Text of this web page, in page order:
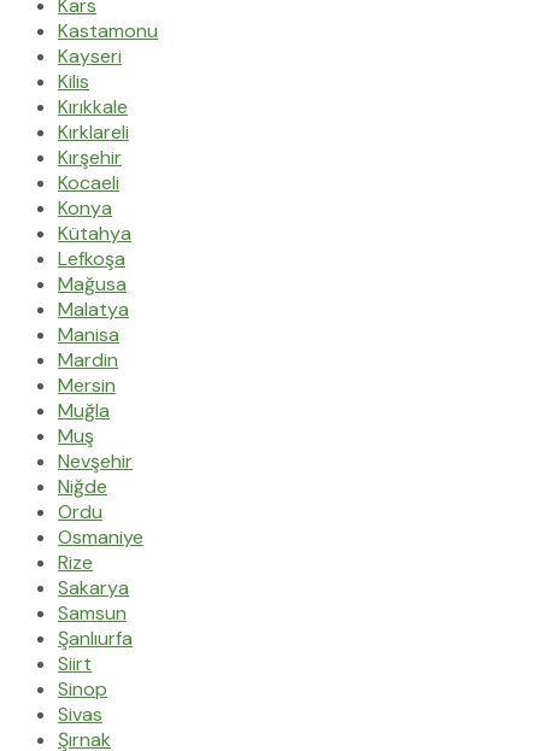
Kastamonu
Kayseri
Kilis
Kırıkkale
Kırklareli
Kırşehir
Kocaeli
Konya
Kütahya
Lefkoşa
Mağusa
Malatya
Manisa
Mardin
Mersin
Muğla
Muş
Nevşehir
Niğde
Ordu
Osmaniye
Rize
Sakarya
Samsun
Şanlıurfa
Siirt
Sinop
Sivas
Şırnak